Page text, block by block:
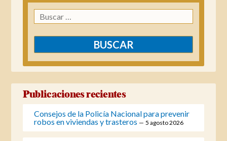
Buscar:
Publicaciones recientes
Consejos de la Policía Nacional para prevenir
robos en viviendas y trasteros
5 agosto 2026